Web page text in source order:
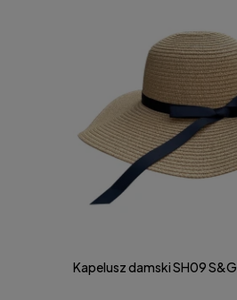
Kapelusz damski SH09 S&G